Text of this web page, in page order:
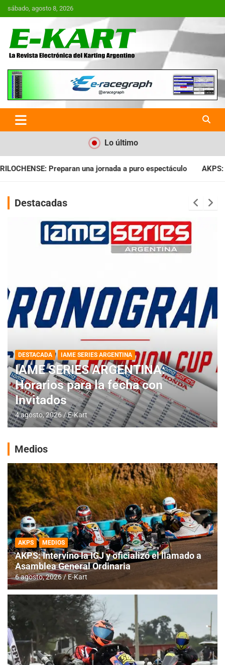
Saltar
al
sábado, agosto 8, 2026
E-Kart.com.ar | La Revista
Electrónica del Karting en
Argentina
Lo último
a puro espectáculo AKPS: Intervino la IGJ y oficializó
Destacadas
DESTACADA IAME SERIES ARGENTINA
IAME SERIES ARGENTINA:
Horarios para la fecha con
Invitados
4 agosto, 2026 E-Kart
Medios
AKPS MEDIOS
AKPS: Intervino la IGJ y oficializó el llamado a
Asamblea General Ordinaria
6 agosto, 2026 E-Kart